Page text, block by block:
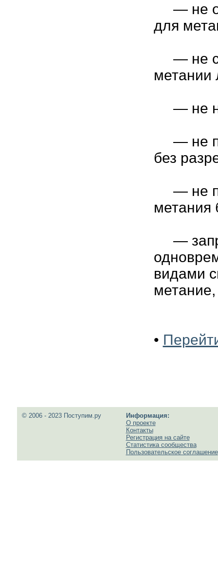
— не
для
— не
метании
— не
— не
без
— не
метания
—
видами
•
© 2006 - 2023 Поступим.ру
Информация:
О проекте
Контакты
Регистрация на сайте
Статистика сообщества
Пользовательское соглашение